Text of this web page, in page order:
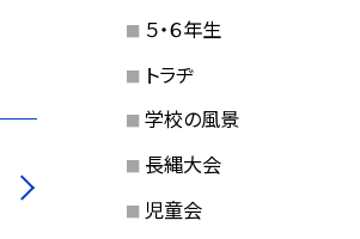
５・６年生
トラヂ
学校の風景
長縄大会
児童会